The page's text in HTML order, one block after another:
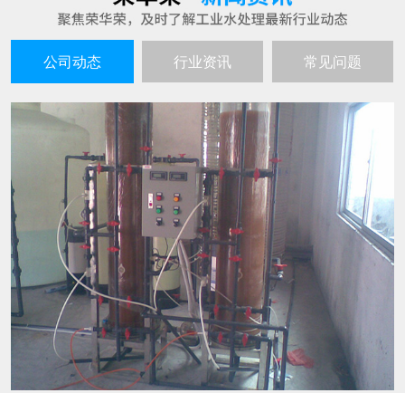
25
2021-06
超纯水生产设备的工作原理谈谈
超纯水生产设备就如同其名字一样，是不会产生
污水的，生产出来的水质是高的且不间断，因此
也就深受到企业者的喜爱，超纯水生产的设备主
要也是用在水处理和电子工业以及实验室呀等行
业中的。 超纯水生产设备的工作原理： 超纯水生
产设备的工作过程通过交换羟基离子或氢氧根离
子去除不想要的离子，然后将这些
25
2021-06
水处理设备在生产过程中有哪些特点
随着人们环保意识的不断增强，越来越多的企业
都会选用水处理设备来进行水的生产过滤。那
么，这种设备具有哪些特点呢? 1、成本投入少，